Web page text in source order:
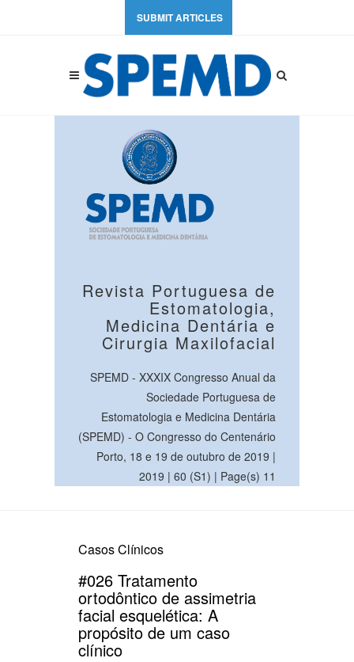
SUBMIT ARTICLES
Revista Portuguesa de
Estomatologia,
Medicina Dentária e
Cirurgia Maxilofacial
SPEMD - XXXIX Congresso Anual da
Sociedade Portuguesa de
Estomatologia e Medicina Dentária
(SPEMD) - O Congresso do Centenário
Porto, 18 e 19 de outubro de 2019 |
2019 | 60 (S1) | Page(s) 11
Casos Clínicos
#026 Tratamento
ortodôntico de assimetria
facial esquelética: A
propósito de um caso
clínico